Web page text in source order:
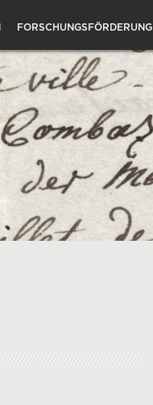
FORSCHUNGSFÖRDERUNG